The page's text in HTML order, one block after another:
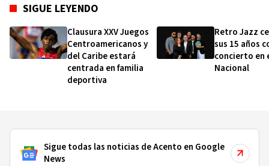
SIGUE LEYENDO
Clausura XXV Juegos
Centroamericanos y
del Caribe estará
centrada en familia
deportiva
Retro Jazz
sus 15 años
concierto en
Nacional
Sigue todas las noticias de Acento en Google
News